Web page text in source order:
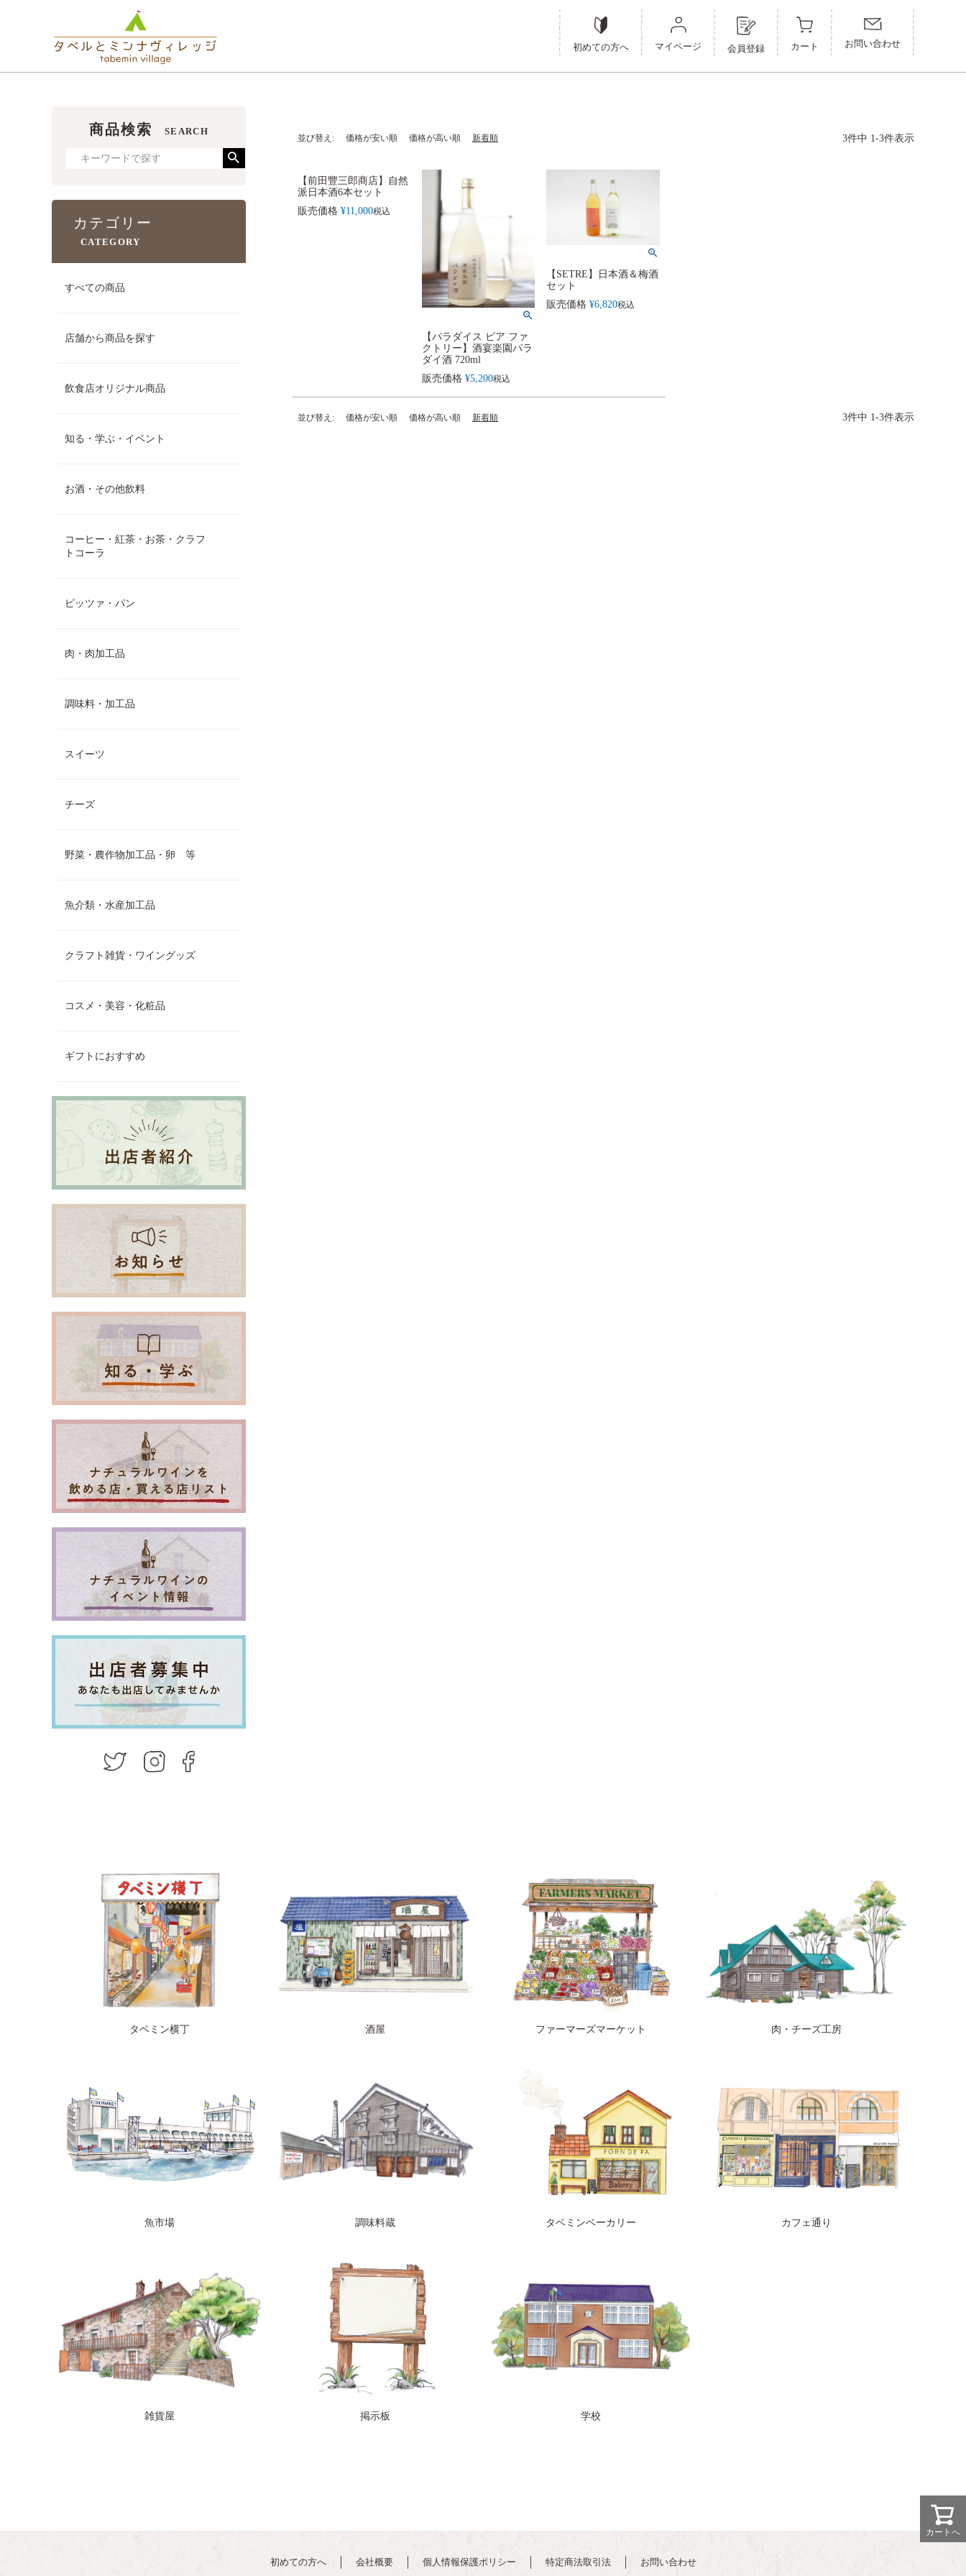
初めての方へ マイページ 会員登録 カート お問い合わせ
商品検索 SEARCH
カテゴリー
CATEGORY
すべての商品
店舗から商品を探す
飲食店オリジナル商品
知る・学ぶ・イベント
お酒・その他飲料
コーヒー・紅茶・お茶・クラフ
トコーラ
ピッツァ・パン
肉・肉加工品
調味料・加工品
スイーツ
チーズ
野菜・農作物加工品・卵 等
魚介類・水産加工品
クラフト雑貨・ワイングッズ
コスメ・美容・化粧品
ギフトにおすすめ
並び替え 価格が安い順 価格が高い順 新着順 3件中 1-3件表示
【前田豐三郎商店】自然
派日本酒6本セット
販売価格 ¥11,000税込
【パラダイス ビア ファ
クトリー】酒宴楽園パラ
ダイ酒 720ml
販売価格 ¥5,200税込
【SETRE】日本酒＆梅酒
セット
販売価格 ¥6,820税込
並び替え 価格が安い順 価格が高い順 新着順 3件中 1-3件表示
カートへ
タベミン横丁 酒屋 ファーマーズマーケット 肉・チーズ工房
魚市場 調味料蔵 タベミンベーカリー カフェ通り
雑貨屋 掲示板 学校
初めての方へ 会社概要 個人情報保護ポリシー 特定商法取引法 お問い合わせ